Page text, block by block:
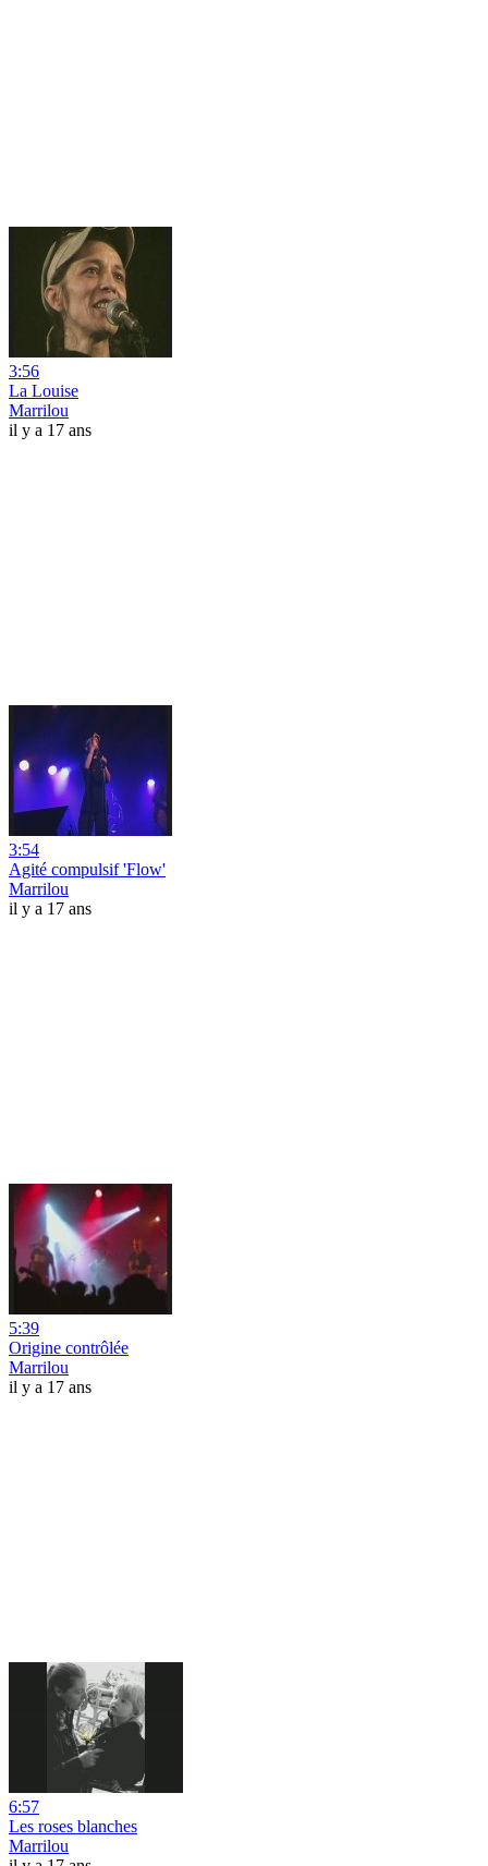
3:56
La Louise
Marrilou
il y a 17 ans
3:54
Agité compulsif 'Flow'
Marrilou
il y a 17 ans
5:39
Origine contrôlée
Marrilou
il y a 17 ans
6:57
Les roses blanches
Marrilou